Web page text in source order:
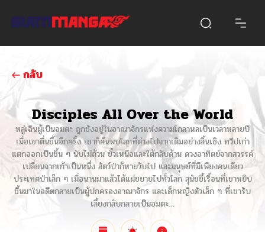
กลับ
Disciples All Over the World
หลู่เฉินผู้เป็นอมตะ ถูกขังอยู่ในอาณาจักรแห่งความโกลาหลเป็นเวลาหลายปี
เมื่อเขาตื่นขึ้นอีกครั้ง เขาก็ค้นพบโลกที่ต่างไปจากเดิมอย่างสิ้นเชิง ทวีปเก่า
แตกออกเป็นชิ้น ๆ นับไม่ถ้วน ขั้วเหนือและใต้กลับด้าน ดวงอาทิตย์จากสวรรค์
เปลี่ยนจากเก้าเป็นหนึ่ง สัตว์ป่าก็หายวับไป และมนุษย์ที่มีเพียงคนเดียว
ประเทศป่าเล็ก ๆ เมื่อนานมาแล้วได้แผ่ขยายไปทั่วโลก สุนัขขี้เรื้อนที่เขาหยิบ
ขึ้นมาในอดีตกลายเป็นผู้ปกครองอาณาจักร และเด็กหญิงตัวเล็ก ๆ ที่เขารับ
เลี้ยงกลับกลายเป็นอมตะ…